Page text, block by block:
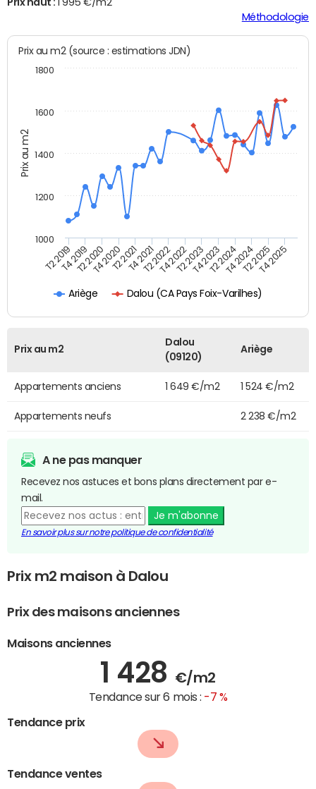
Méthodologie
Prix au m2
Prix au m2 (source : estimations JDN)
Ariège Dalou (CA Pays Foix-Varilhes)
T2 2019T4 2019T2 2020T4 2020T2 2021T4 2021T2 2022T4 2022T2 2023T4 2023T2 2024T4 2024T2 2025T4 2025
1000
1200
1400
1600
1800
Prix au m2
Dalou
(09120)
Ariège
Appartements anciens 1 649 €/m2 1 524 €/m2
Appartements neufs 2 238 €/m2
A ne pas manquer
Recevez nos astuces et bons plans directement par e-
mail.
Je m'abonne
En savoir plus sur notre politique de confidentialité
Prix m2 maison à Dalou
Prix des maisons anciennes
Maisons anciennes
1 428 €/m2
Tendance sur 6 mois : -7 %
Tendance prix
Tendance ventes